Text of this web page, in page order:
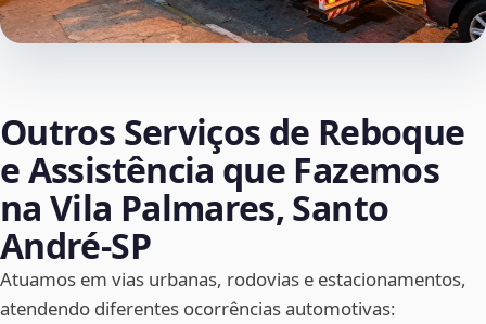
Outros Serviços de Reboque
e Assistência que Fazemos
na Vila Palmares, Santo
André‑SP
Atuamos em vias urbanas, rodovias e estacionamentos,
atendendo diferentes ocorrências automotivas: